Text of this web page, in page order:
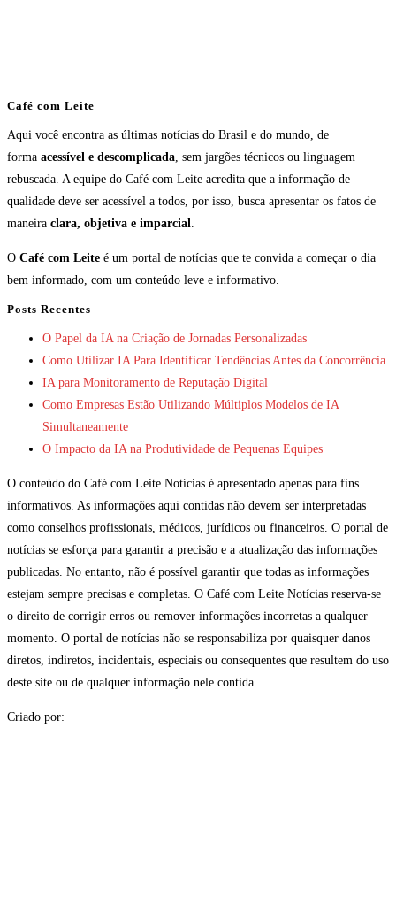
Café com Leite
Aqui você encontra as últimas notícias do Brasil e do mundo, de
forma acessível e descomplicada, sem jargões técnicos ou linguagem
rebuscada. A equipe do Café com Leite acredita que a informação de
qualidade deve ser acessível a todos, por isso, busca apresentar os fatos de
maneira clara, objetiva e imparcial.
O Café com Leite é um portal de notícias que te convida a começar o dia
bem informado, com um conteúdo leve e informativo.
Posts Recentes
O Papel da IA na Criação de Jornadas Personalizadas
Como Utilizar IA Para Identificar Tendências Antes da Concorrência
IA para Monitoramento de Reputação Digital
Como Empresas Estão Utilizando Múltiplos Modelos de IA
Simultaneamente
O Impacto da IA na Produtividade de Pequenas Equipes
O conteúdo do Café com Leite Notícias é apresentado apenas para fins
informativos. As informações aqui contidas não devem ser interpretadas
como conselhos profissionais, médicos, jurídicos ou financeiros. O portal de
notícias se esforça para garantir a precisão e a atualização das informações
publicadas. No entanto, não é possível garantir que todas as informações
estejam sempre precisas e completas. O Café com Leite Notícias reserva-se
o direito de corrigir erros ou remover informações incorretas a qualquer
momento. O portal de notícias não se responsabiliza por quaisquer danos
diretos, indiretos, incidentais, especiais ou consequentes que resultem do uso
deste site ou de qualquer informação nele contida.
Criado por: